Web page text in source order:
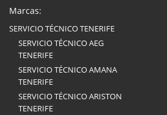
Marcas:
SERVICIO TÉCNICO TENERIFE
SERVICIO TÉCNICO AEG
TENERIFE
SERVICIO TÉCNICO AMANA
TENERIFE
SERVICIO TÉCNICO ARISTON
TENERIFE